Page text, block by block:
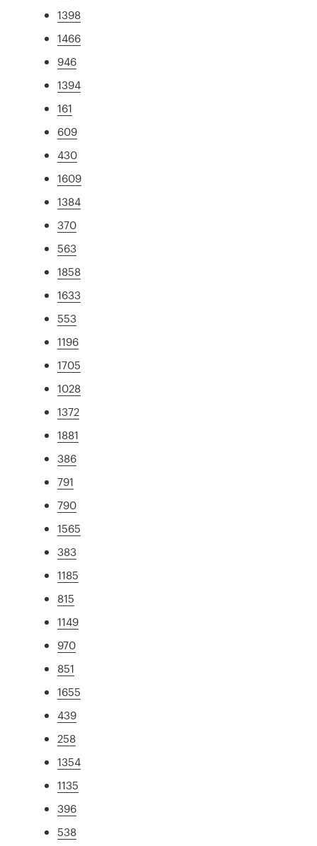
1398
1466
946
1394
161
609
430
1609
1384
370
563
1858
1633
553
1196
1705
1028
1372
1881
386
791
790
1565
383
1185
815
1149
970
851
1655
439
258
1354
1135
396
538